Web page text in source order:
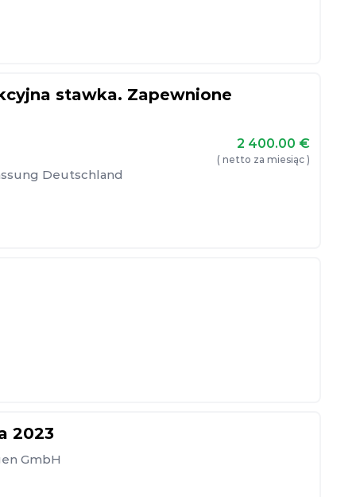
stawka. Zapewnione
2 400.00 €
( netto za miesiąc )
Deutschland
2023
GmbH